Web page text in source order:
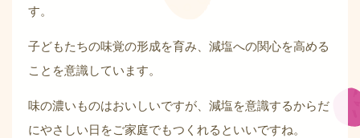
す。
子どもたちの味覚の形成を育み、減塩への関心を高める
ことを意識しています。
味の濃いものはおいしいですが、減塩を意識するからだ
にやさしい日をご家庭でもつくれるといいですね。